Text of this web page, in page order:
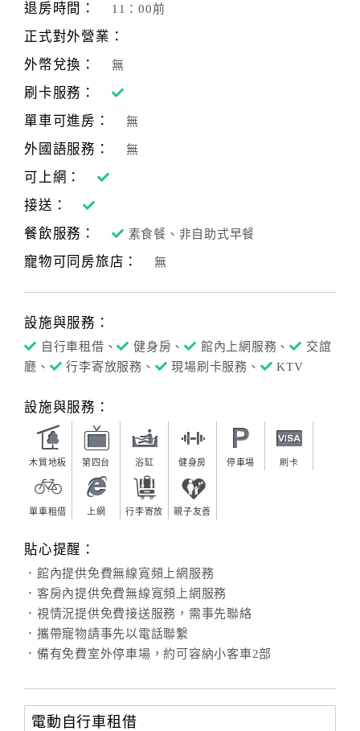
退房時間： 11：00前
正式對外營業：
外幣兌換：
無
刷卡服務：
單車可進房：
無
外國語服務： 無
可上網：
接送：
餐飲服務：
素食餐、非自助式早餐
寵物可同房旅店： 無
設施與服務：
自行車租借、 健身房、 館內上網服務、
交誼
廳、
行李寄放服務、 現場刷卡服務、 KTV
設施與服務：
木質地板 第四台 浴缸 健身房 停車場 刷卡
單車租借 上網 行李寄放 親子友善
貼心提醒：
．館內提供免費無線寬頻上網服務
．客房內提供免費無線寬頻上網服務
．視情況提供免費接送服務，需事先聯絡
．攜帶寵物請事先以電話聯繫
．備有免費室外停車場，約可容納小客車2部
電動自行車租借